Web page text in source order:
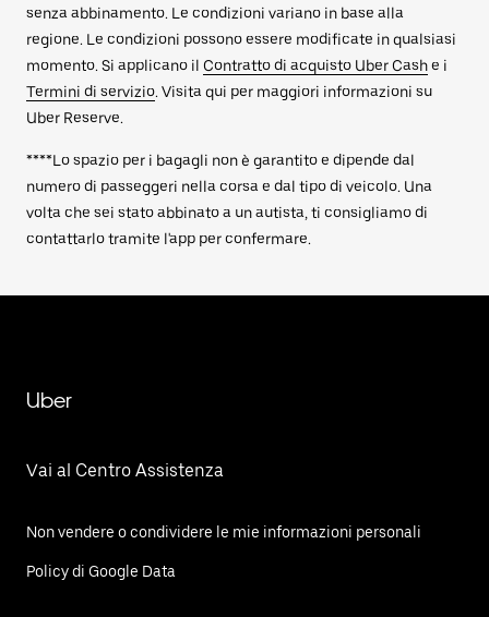
senza abbinamento. Le condizioni variano in base alla
regione. Le condizioni possono essere modificate in qualsiasi
momento. Si applicano il Contratto di acquisto Uber Cashe i
Termini di servizio. Visita qui per maggiori informazioni su
Uber Reserve.
****Lo spazio per i bagagli non è garantito e dipende dal
numero di passeggeri nella corsa e dal tipo di veicolo. Una
volta che sei stato abbinato a un autista, ti consigliamo di
contattarlo tramite l'app per confermare.
Uber
Vai al Centro Assistenza
Non vendere o condividere le mie informazioni personali
Policy di Google Data